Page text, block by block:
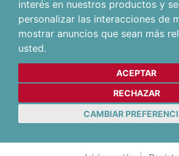
interés en nuestros productos y
personalizar las interacciones de
mostrar anuncios que sean más
usted.
ACEPTAR
RECHAZAR
CAMBIAR